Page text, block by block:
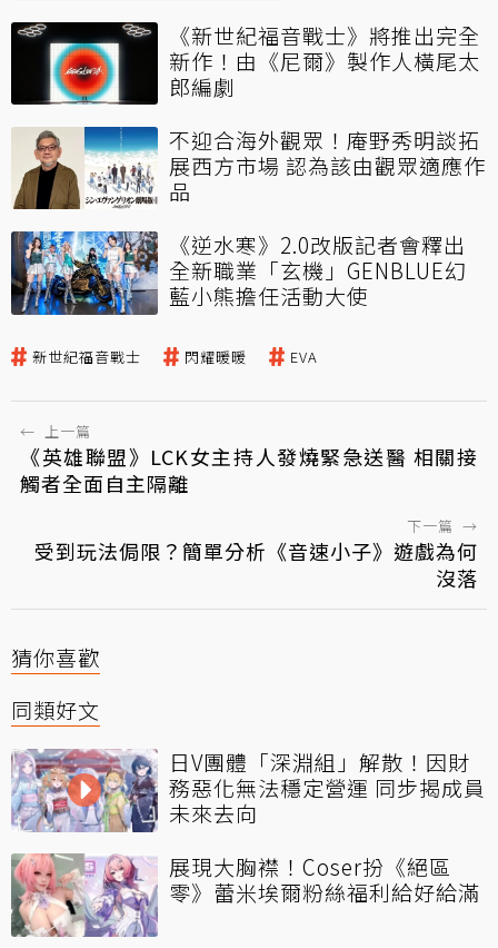
《新世紀福音戰士》將推出完全
新作！由《尼爾》製作人橫尾太
郎編劇
不迎合海外觀眾！庵野秀明談拓
展西方市場 認為該由觀眾適應作
品
《逆水寒》2.0改版記者會釋出
全新職業「玄機」GENBLUE幻
藍小熊擔任活動大使
新世紀福音戰士 閃耀暖暖 EVA
← 上一篇
《英雄聯盟》LCK女主持人發燒緊急送醫 相關接
觸者全面自主隔離
下一篇 →
受到玩法侷限？簡單分析《音速小子》遊戲為何
沒落
猜你喜歡
同類好文
日V團體「深淵組」解散！因財
務惡化無法穩定營運 同步揭成員
未來去向
展現大胸襟！Coser扮《絕區
零》蕾米埃爾粉絲福利給好給滿